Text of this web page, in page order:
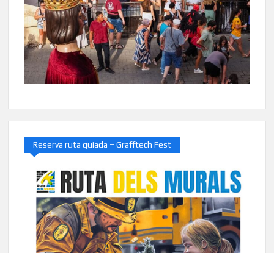
Reserva ruta guiada – Grafftech Fest